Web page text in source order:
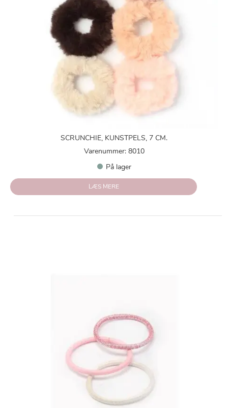
SCRUNCHIE, KUNSTPELS, 7 CM.
Varenummer: 8010
På lager
LÆS MERE